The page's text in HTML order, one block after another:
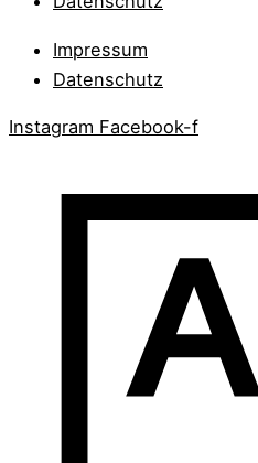
Impressum
Datenschutz
Instagram Facebook-f